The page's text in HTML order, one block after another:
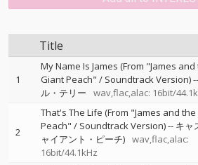
Title
1
My Name Is James (From "James and
Giant Peach" / Soundtrack Version)--
ル・テリー
wav,flac,alac: 16bit/
2
That's The Life (From "James and
Peach" / Soundtrack Version)-- キャ
ャイアント・ピーチ) wav,flac,alac:
16bit/44.1kHz